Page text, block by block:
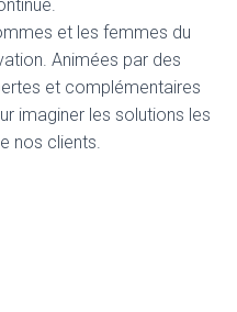
et les femmes du
Animées par des
et complémentaires
imaginer les solutions les
nos clients.